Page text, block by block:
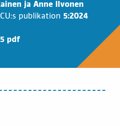
ja Anne Ilvonen
publikation 5:2024
5 pdf